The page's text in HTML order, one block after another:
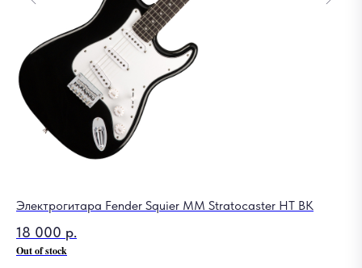
Электрогитара Fender Squier MM Stratocaster HT BK
18 000 р.
Out of stock